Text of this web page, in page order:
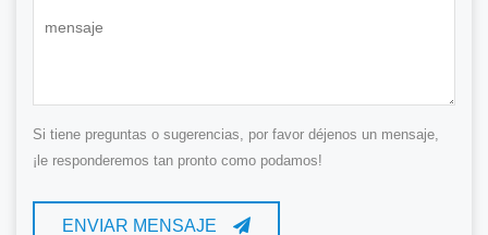
Si tiene preguntas o sugerencias, por favor déjenos un mensaje,
¡le responderemos tan pronto como podamos!
ENVIAR MENSAJE